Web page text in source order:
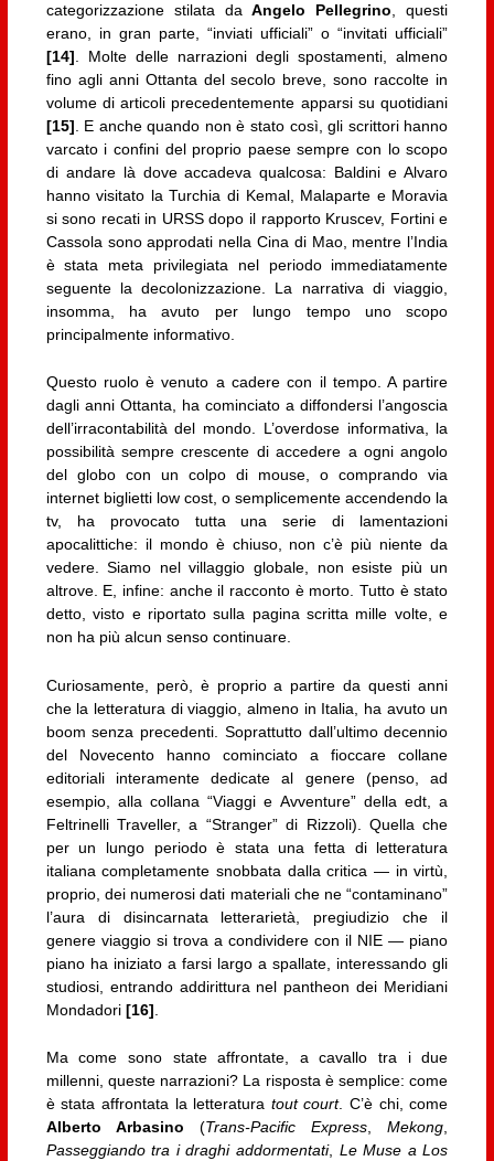
categorizzazione stilata daAngelo Pellegrino , questi
erano, in gran parte, “inviati ufficiali” o “invitati ufficiali”
[14] . Molte delle narrazioni degli spostamenti, almeno
fino agli anni Ottanta del secolo breve, sono raccolte in
volume di articoli precedentemente apparsi su quotidiani
[15] . E anche quando non è stato così, gli scrittori hanno
varcato i confini del proprio paese sempre con lo scopo
di andare là dove accadeva qualcosa: Baldini e Alvaro
hanno visitato la Turchia di Kemal, Malaparte e Moravia
si sono recati in URSS dopo il rapporto Kruscev, Fortini e
Cassola sono approdati nella Cina di Mao, mentre l’India
è stata meta privilegiata nel periodo immediatamente
seguente la decolonizzazione. La narrativa di viaggio,
insomma, ha avuto per lungo tempo uno scopo
principalmente informativo.
Questo ruolo è venuto a cadere con il tempo. A partire
dagli anni Ottanta, ha cominciato a diffondersi l’angoscia
dell’irracontabilità del mondo. L’overdose informativa, la
possibilità sempre crescente di accedere a ogni angolo
del globo con un colpo di mouse, o comprando via
internet biglietti low cost, o semplicemente accendendo la
tv, ha provocato tutta una serie di lamentazioni
apocalittiche: il mondo è chiuso, non c’è più niente da
vedere. Siamo nel villaggio globale, non esiste più un
altrove. E, infine: anche il racconto è morto. Tutto è stato
detto, visto e riportato sulla pagina scritta mille volte, e
non ha più alcun senso continuare.
Curiosamente, però, è proprio a partire da questi anni
che la letteratura di viaggio, almeno in Italia, ha avuto un
boom senza precedenti. Soprattutto dall’ultimo decennio
del Novecento hanno cominciato a fioccare collane
editoriali interamente dedicate al genere (penso, ad
esempio, alla collana “Viaggi e Avventure” della edt, a
Feltrinelli Traveller, a “Stranger” di Rizzoli). Quella che
per un lungo periodo è stata una fetta di letteratura
italiana completamente snobbata dalla critica — in virtù,
proprio, dei numerosi dati materiali che ne “contaminano”
l’aura di disincarnata letterarietà, pregiudizio che il
genere viaggio si trova a condividere con il NIE — piano
piano ha iniziato a farsi largo a spallate, interessando gli
studiosi, entrando addirittura nel pantheon dei Meridiani
Mondadori [16]
Ma come sono state affrontate, a cavallo tra i due
millenni, queste narrazioni? La risposta è semplice: come
è stata affrontata la letteratura tout court. C’è chi, come
Alberto Arbasino (Trans-Pacific Express ,Mekong
Passeggiando tra i draghi addormentati, Le Muse a Los